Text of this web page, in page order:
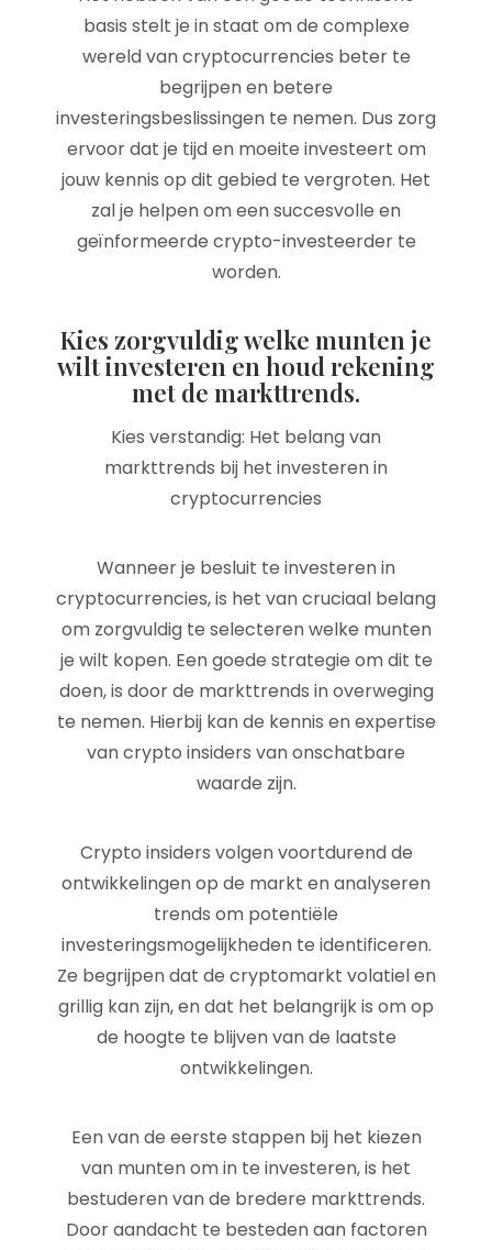
basis stelt je in staat om de complexe
wereld van cryptocurrencies beter te
begrijpen en betere
investeringsbeslissingen te nemen. Dus zorg
ervoor dat je tijd en moeite investeert om
jouw kennis op dit gebied te vergroten. Het
zal je helpen om een succesvolle en
geïnformeerde crypto-investeerder te
worden.
Kies zorgvuldig welke munten je
wilt investeren en houd rekening
met de markttrends.
Kies verstandig: Het belang van
markttrends bij het investeren in
cryptocurrencies
Wanneer je besluit te investeren in
cryptocurrencies, is het van cruciaal belang
om zorgvuldig te selecteren welke munten
je wilt kopen. Een goede strategie om dit te
doen, is door de markttrends in overweging
te nemen. Hierbij kan de kennis en expertise
van crypto insiders van onschatbare
waarde zijn.
Crypto insiders volgen voortdurend de
ontwikkelingen op de markt en analyseren
trends om potentiële
investeringsmogelijkheden te identificeren.
Ze begrijpen dat de cryptomarkt volatiel en
grillig kan zijn, en dat het belangrijk is om op
de hoogte te blijven van de laatste
ontwikkelingen.
Een van de eerste stappen bij het kiezen
van munten om in te investeren, is het
bestuderen van de bredere markttrends.
Door aandacht te besteden aan factoren